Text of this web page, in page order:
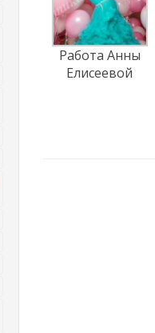
Работа Анны
Елисеевой